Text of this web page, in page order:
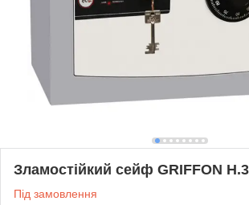
Зламостійкий сейф GRIFFON
Під замовлення